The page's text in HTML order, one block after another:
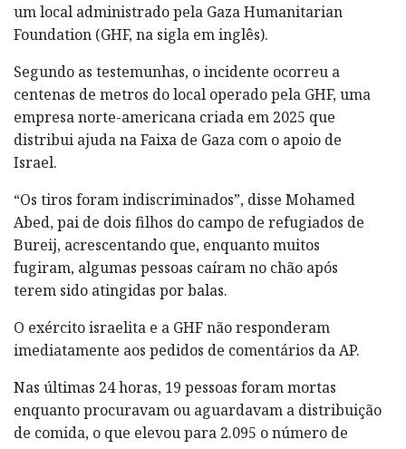
um local administrado pela Gaza Humanitarian
Foundation (GHF, na sigla em inglês).
Segundo as testemunhas, o incidente ocorreu a
centenas de metros do local operado pela GHF, uma
empresa norte-americana criada em 2025 que
distribui ajuda na Faixa de Gaza com o apoio de
Israel.
“Os tiros foram indiscriminados”, disse Mohamed
Abed, pai de dois filhos do campo de refugiados de
Bureij, acrescentando que, enquanto muitos
fugiram, algumas pessoas caíram no chão após
terem sido atingidas por balas.
O exército israelita e a GHF não responderam
imediatamente aos pedidos de comentários da AP.
Nas últimas 24 horas, 19 pessoas foram mortas
enquanto procuravam ou aguardavam a distribuição
de comida, o que elevou para 2.095 o número de